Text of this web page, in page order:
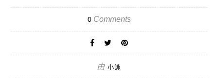
0Comments
由 小詠